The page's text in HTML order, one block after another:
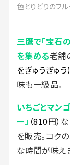
色とりどりのフ
三鷹で「宝石
を集める老舗
をぎゅうぎゅ
味も一級品。
いちごとマン
ー」 （810円）
を販売。コク
な時間が味え